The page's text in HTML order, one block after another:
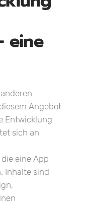
eine
Angebot
Entwicklung
sich an
eine App
Inhalte sind